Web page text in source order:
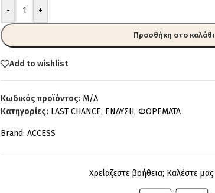
- +
Προσθήκη στο καλάθι
Add to wishlist
Κωδικός προϊόντος: Μ/Δ
Κατηγορίες: LAST CHANCE, ΕΝΔΥΣΗ, ΦΟΡΕΜΑΤΑ
Brand: ACCESS
Χρείαζεστε βοήθεια; Καλέστε μας